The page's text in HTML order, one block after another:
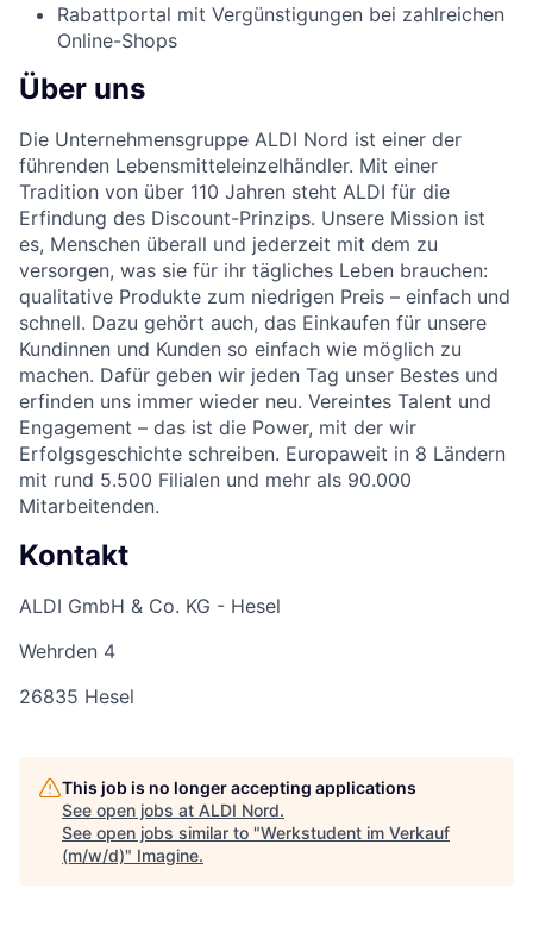
Rabattportal mit Vergünstigungen bei zahlreichen
Online-Shops
Über uns
Die Unternehmensgruppe ALDI Nord ist einer der
führenden Lebensmitteleinzelhändler. Mit einer
Tradition von über 110 Jahren steht ALDI für die
Erfindung des Discount-Prinzips. Unsere Mission ist
es, Menschen überall und jederzeit mit dem zu
versorgen, was sie für ihr tägliches Leben brauchen:
qualitative Produkte zum niedrigen Preis – einfach und
schnell. Dazu gehört auch, das Einkaufen für unsere
Kundinnen und Kunden so einfach wie möglich zu
machen. Dafür geben wir jeden Tag unser Bestes und
erfinden uns immer wieder neu. Vereintes Talent und
Engagement – das ist die Power, mit der wir
Erfolgsgeschichte schreiben. Europaweit in 8 Ländern
mit rund 5.500 Filialen und mehr als 90.000
Mitarbeitenden.
Kontakt
ALDI GmbH & Co. KG - Hesel
Wehrden 4
26835 Hesel
This job is no longer accepting applications
See open jobs at ALDI Nord.
See open jobs similar to "Werkstudent im Verkauf
(m/w/d)" Imagine.